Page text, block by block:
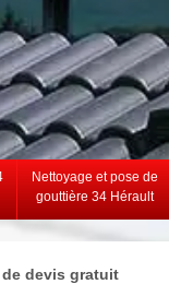
Nettoyage et pose de
gouttière 34 Hérault
de devis gratuit